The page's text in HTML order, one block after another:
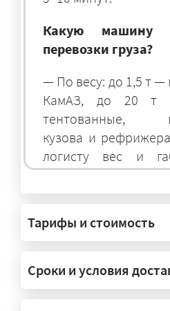
Какую машину
перевозки груза?
— По весу: до 1,5 т —
КамАЗ, до 20 т
тентованные,
кузова и
логисту вес и
подберёт
— Штатно — от
Мелкие партии
крупные —
Тяжеловесы
Тарифы и стоимость
Сроки и условия